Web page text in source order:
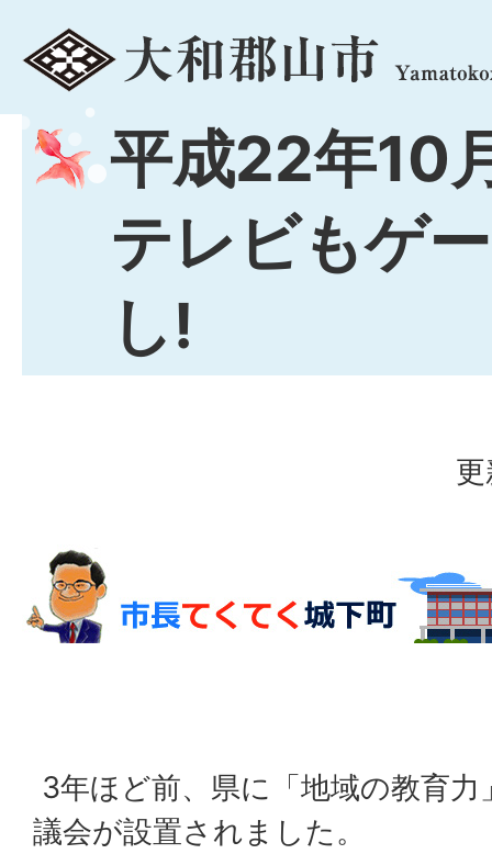
menu
平成22年10
テレビもゲ
し!
3年ほど前、県に「地域の教育
議会が設置されました。